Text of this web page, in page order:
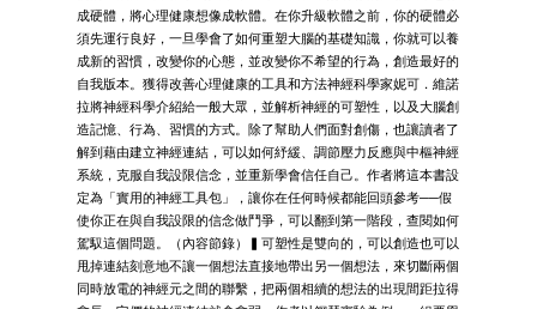
成硬體，將心理健康想像成軟體。在你升級軟體之前，你的硬體必
須先運行良好，一旦學會了如何重塑大腦的基礎知識，你就可以養
成新的習慣，改變你的心態，並改變你不希望的行為，創造最好的
自我版本。獲得改善心理健康的工具和方法神經科學家妮可．維諾
拉將神經科學介紹給一般大眾，並解析神經的可塑性，以及大腦創
造記憶、行為、習慣的方式。除了幫助人們面對創傷，也讓讀者了
解到藉由建立神經連結，可以如何紓緩、調節壓力反應與中樞神經
系統，克服自我設限信念，並重新學會信任自己。作者將這本書設
定為「實用的神經工具包」，讓你在任何時候都能回頭參考──假
使你正在與自我設限的信念做鬥爭，可以翻到第一階段，查閱如何
駕馭這個問題。（內容節錄）▍可塑性是雙向的，可以創造也可以
甩掉連結刻意地不讓一個想法直接地帶出另一個想法，來切斷兩個
同時放電的神經元之間的聯繫，把兩個相續的想法的出現間距拉得